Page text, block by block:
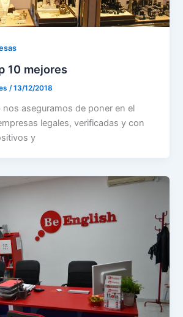
10 mejores
/13/12/2018
nos aseguramos de poner en el
legales, verificadas y con
y